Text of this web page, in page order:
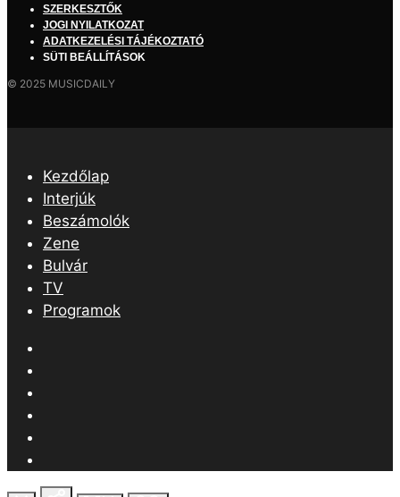
SZERKESZTŐK
JOGI NYILATKOZAT
ADATKEZELÉSI TÁJÉKOZTATÓ
SÜTI BEÁLLÍTÁSOK
© 2025 MUSICDAILY
Kezdőlap
Interjúk
Beszámolók
Zene
Bulvár
TV
Programok